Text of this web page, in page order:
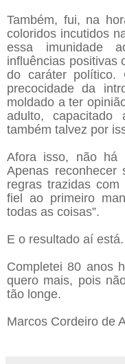
Também, fui, na
coloridos incutidos
essa imunidade
influências positivas
do caráter
precocidade da
moldado a ter
adulto,
também talvez por
Afora isso, não há
Apenas
regras trazidas
fiel ao primeiro
todas as coisas”.
E o resultado aí está.
Completei 80 anos
quero mais, pois
tão longe.
Marcos Cordeiro de